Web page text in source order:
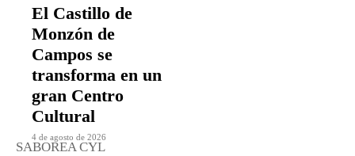
El Castillo de
Monzón de
Campos se
transforma en un
gran Centro
Cultural
4 de agosto de 2026
SABOREA CYL